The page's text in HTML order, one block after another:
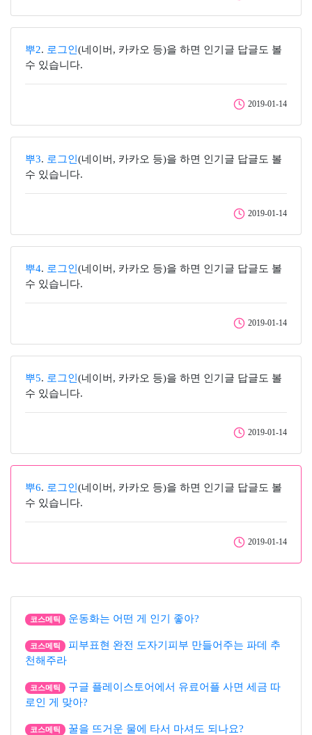
뿌2. 로그인 (네이버, 카카오 등)을 하면 인기글 답글도 볼
수 있습니다.
2019-01-14
뿌3. 로그인 (네이버, 카카오 등)을 하면 인기글 답글도 볼
수 있습니다.
2019-01-14
뿌4. 로그인 (네이버, 카카오 등)을 하면 인기글 답글도 볼
수 있습니다.
2019-01-14
뿌5. 로그인 (네이버, 카카오 등)을 하면 인기글 답글도 볼
수 있습니다.
2019-01-14
뿌6. 로그인 (네이버, 카카오 등)을 하면 인기글 답글도 볼
수 있습니다.
2019-01-14
코스메틱 운동화는 어떤 게 인기 좋아?
코스메틱
피부표현 완전 도자기피부 만들어주는 파데 추
천해주라
코스메틱
구글 플레이스토어에서 유료어플 사면 세금 따
로인 게 맞아?
코스메틱 꿀을 뜨거운 물에 타서 마셔도 되나요?